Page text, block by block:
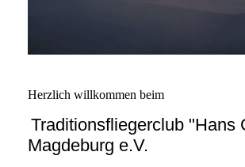
Herzlich willkommen beim
Traditionsfliegerclub "Hans
Magdeburg e.V.